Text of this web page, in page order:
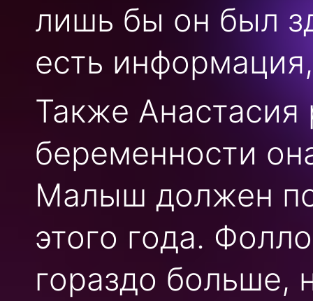
лишь бы он был
есть
Также Анастасия
беременности
Малыш должен
этого года.
гораздо больше,